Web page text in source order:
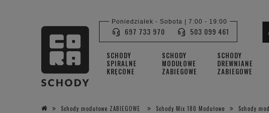
SCHODY
SPIRALNE
KRĘCONE
SCHODY
MODUŁOWE
ZABIEGOWE
SCHODY
DREWNIANE
ZABIEGOWE
Poniedziałek - Sobota | 7:00 - 19:00
697 733 970 503 099 461
Schody modułowe ZABIEGOWE Schody Mix 180 Modułowe Schody